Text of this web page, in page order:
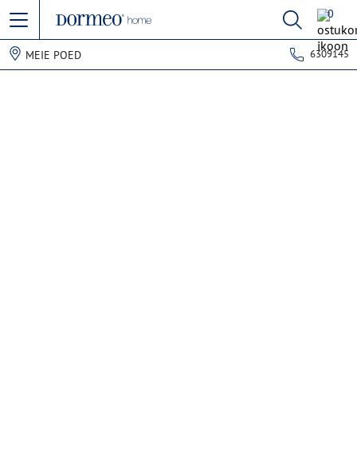
0
MEIE POED 6309145